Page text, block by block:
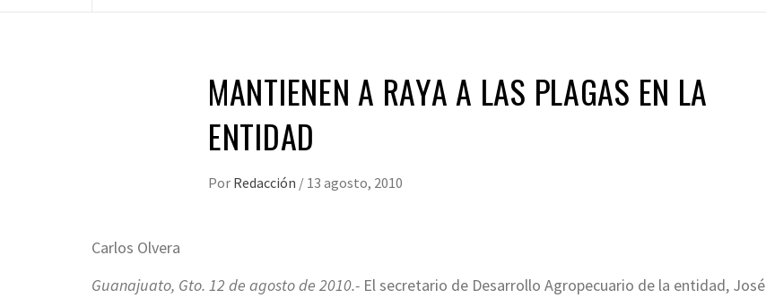
MANTIENEN A RAYA A LAS PLAGAS EN LA
ENTIDAD
Por Redacción / 13 agosto, 2010
Carlos Olvera
Guanajuato, Gto. 12 de agosto de 2010.- El secretario de Desarrollo Agropecuario de la entidad, José